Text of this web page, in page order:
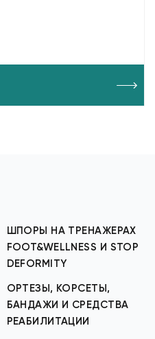
ШПОРЫ НА ТРЕНАЖЕРАХ
FOOT&WELLNESS И STOP
DEFORMITY
ОРТЕЗЫ, КОРСЕТЫ,
БАНДАЖИ И СРЕДСТВА
РЕАБИЛИТАЦИИ